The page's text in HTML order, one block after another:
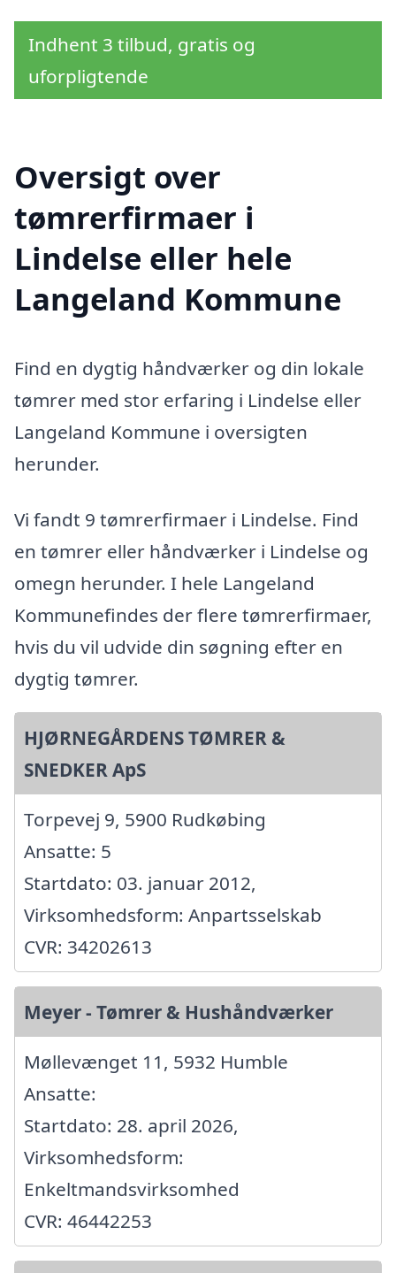
Indhent 3 tilbud, gratis og
uforpligtende
Oversigt over
tømrerfirmaer i
Lindelse eller hele
Langeland Kommune
Find en dygtig håndværker og din lokale
tømrer med stor erfaring i Lindelse eller
Langeland Kommune i oversigten
herunder.
Vi fandt 9 tømrerfirmaer i Lindelse. Find
en tømrer eller håndværker i Lindelse og
omegn herunder. I hele Langeland
Kommunefindes der flere tømrerfirmaer,
hvis du vil udvide din søgning efter en
dygtig tømrer.
HJØRNEGÅRDENS TØMRER &
SNEDKER ApS
Torpevej 9, 5900 Rudkøbing
Ansatte: 5
Startdato: 03. januar 2012,
Virksomhedsform: Anpartsselskab
CVR: 34202613
Meyer - Tømrer & Hushåndværker
Møllevænget 11, 5932 Humble
Ansatte:
Startdato: 28. april 2026,
Virksomhedsform:
Enkeltmandsvirksomhed
CVR: 46442253